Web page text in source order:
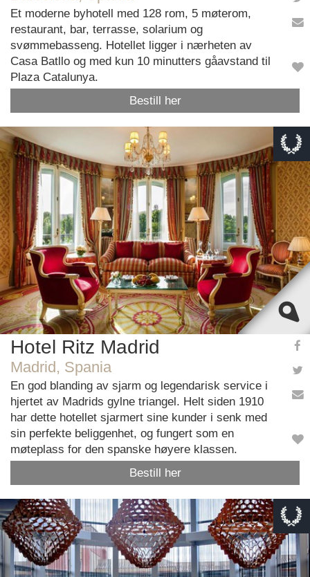
Et moderne byhotell med 128 rom, 5 møterom,
restaurant, bar, terrasse, solarium og
svømmebasseng. Hotellet ligger i nærheten av
Casa Batllo og med kun 10 minutters gåavstand til
Plaza Catalunya.
Bestill her
This page can't load Google Maps correctly.
Do you own this website?
Hotel Ritz Madrid
Madrid, Spania
En god blanding av sjarm og legendarisk service i
hjertet av Madrids gylne triangel. Helt siden 1910
har dette hotellet sjarmert sine kunder i senk med
sin perfekte beliggenhet, og fungert som en
møteplass for den spanske høyere klassen.
Bestill her
This page can't load Google Maps correctly.
Do you own this website?